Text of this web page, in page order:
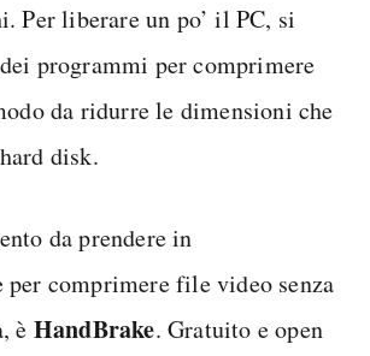
Per liberare un po’ il PC, si
programmi per comprimere
da ridurre le dimensioni che
disk.
da prendere in
per comprimere file video senza
è HandBrake. Gratuito e open